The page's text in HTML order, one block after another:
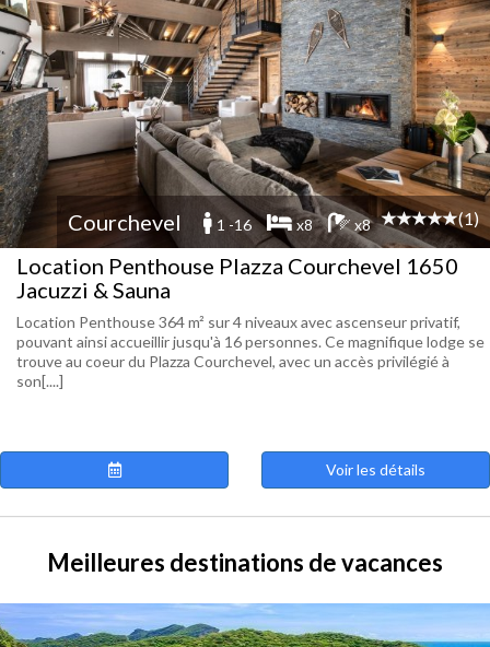
Courchevel 1 -16 x8 x8 (1)
Location Penthouse Plazza Courchevel 1650
Jacuzzi & Sauna
Location Penthouse 364 m² sur 4 niveaux avec ascenseur privatif,
pouvant ainsi accueillir jusqu'à 16 personnes. Ce magnifique lodge se
trouve au coeur du Plazza Courchevel, avec un accès privilégié à
son[....]
Voir les détails
Meilleures destinations de vacances